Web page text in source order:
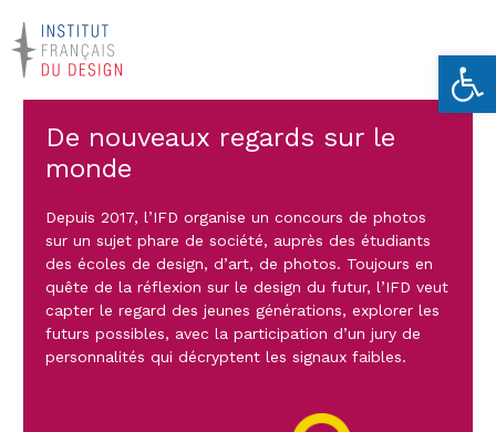
Ouvrir
De nouveaux regards sur le
monde
Depuis 2017, l’IFD organise un concours de photos
sur un sujet phare de société, auprès des étudiants
des écoles de design, d’art, de photos. Toujours en
quête de la réflexion sur le design du futur, l’IFD veut
capter le regard des jeunes générations, explorer les
futurs possibles, avec la participation d’un jury de
personnalités qui décryptent les signaux faibles.